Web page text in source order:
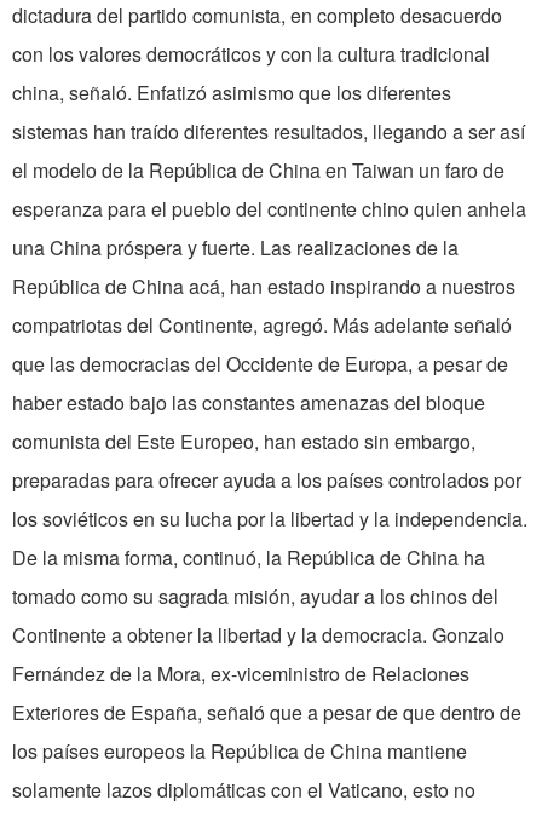
dictadura del partido comunista, en completo desacuerdo
con los valores democráticos y con la cultura tradicional
china, señaló. Enfatizó asimismo que los diferentes
sistemas han traído diferentes resultados, llegando a ser así
el modelo de la República de China en Taiwan un faro de
esperanza para el pueblo del continente chino quien anhela
una China próspera y fuerte. Las realizaciones de la
República de China acá, han estado inspirando a nuestros
compatriotas del Continente, agregó. Más adelante señaló
que las democracias del Occidente de Europa, a pesar de
haber estado bajo las constantes amenazas del bloque
comunista del Este Europeo, han estado sin embargo,
preparadas para ofrecer ayuda a los países controlados por
los soviéticos en su lucha por la libertad y la independencia.
De la misma forma, continuó, la República de China ha
tomado como su sagrada misión, ayudar a los chinos del
Continente a obtener la libertad y la democracia. Gonzalo
Fernández de la Mora, ex-viceministro de Relaciones
Exteriores de España, señaló que a pesar de que dentro de
los países europeos la República de China mantiene
solamente lazos diplomáticas con el Vaticano, esto no